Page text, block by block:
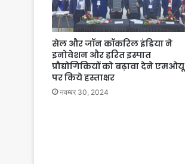
सेल और जॉन कॉकरिल इंडिया ने
इनोवेशन और हरित इस्पात
प्रौद्योगिकियों को बढ़ावा देने एमओयू
पर किये हस्ताक्षर
नवम्बर 30, 2024